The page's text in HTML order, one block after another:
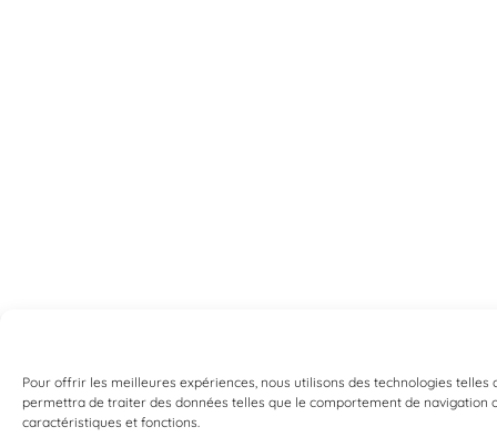
Pour offrir les meilleures expériences, nous utilisons des technologies
permettra de traiter des données telles que le comportement de
caractéristiques et fonctions.